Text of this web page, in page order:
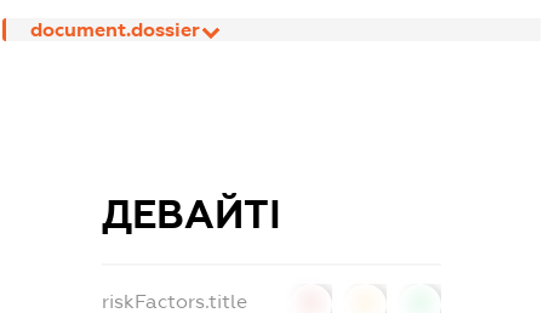
document.dossier
ДЕВАЙТІ
riskFactors.title